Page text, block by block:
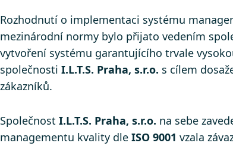
Rozhodnutí o implementaci systému
mezinárodní normy bylo přijato vedením
vytvoření systému garantujícího trvale
společnosti I.L.T.S. Praha, s.r.o. s cílem
zákazníků.
Společnost I.L.T.S. Praha, s.r.o. na sebe
managementu kvality dle ISO 9001 vzala